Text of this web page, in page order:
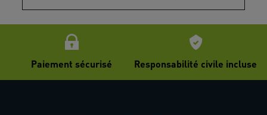
Paiement sécurisé Responsabilité civile incluse